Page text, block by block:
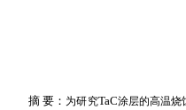
摘 要： 为研究TaC涂层的高温烧